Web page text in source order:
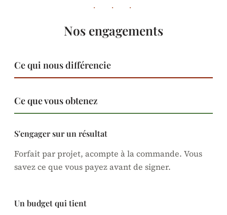
· · ·
Nos engagements
Ce qui nous différencie
Ce que vous obtenez
S'engager sur un résultat
Forfait par projet, acompte à la commande. Vous
savez ce que vous payez avant de signer.
Un budget qui tient